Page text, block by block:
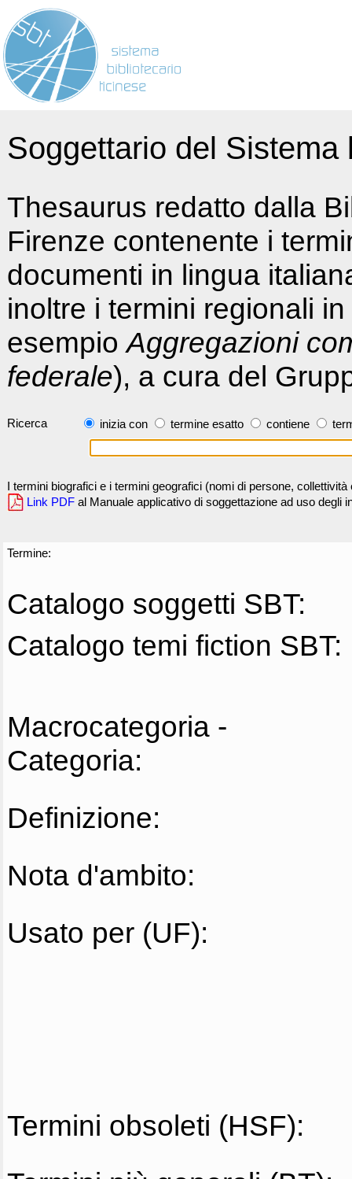
Soggettario del
Thesaurus redatto dalla
Firenze contenente i
documenti in lingua
inoltre i termini regionali
esempioAggregazioni
federale), a cura del
Ricerca inizia con termine esatto contiene
I termini biografici e i termini geografici (nomi di persone,
Link PDF al Manuale applicativo di soggettazione ad uso degli
Termine:
Catalogo soggetti SBT:
Catalogo temi fiction SBT:
Macrocategoria -
Categoria:
Definizione:
Nota d'ambito:
Usato per (UF):
Termini obsoleti (HSF):